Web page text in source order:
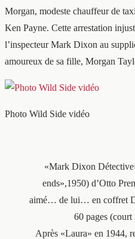
Morgan, modeste chauffeur de
Ken Payne. Cette arrestation
l’inspecteur Mark Dixon au
amoureux de sa fille, Morgan
Photo Wild Side vidéo
«Mark Dixon
ends»,1950) d’Otto
aimé… de lui… en coffret
60 pages
Après «Laura» en 1944,